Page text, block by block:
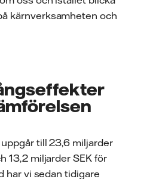
kärnverksamheten och
till 23,6 miljarder
13,2 miljarder SEK för
har vi sedan tidigare